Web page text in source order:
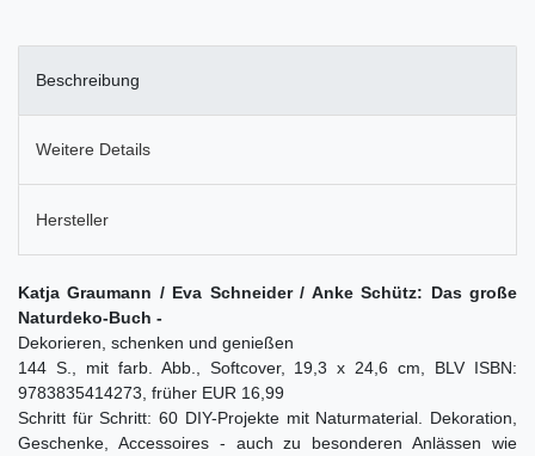
Beschreibung
Weitere Details
Hersteller
Katja Graumann / Eva Schneider / Anke Schütz: Das große
Naturdeko-Buch -
Dekorieren, schenken und genießen
144 S., mit farb. Abb., Softcover, 19,3 x 24,6 cm, BLV ISBN:
9783835414273, früher EUR 16,99
Schritt für Schritt: 60 DIY-Projekte mit Naturmaterial. Dekoration,
Geschenke, Accessoires - auch zu besonderen Anlässen wie